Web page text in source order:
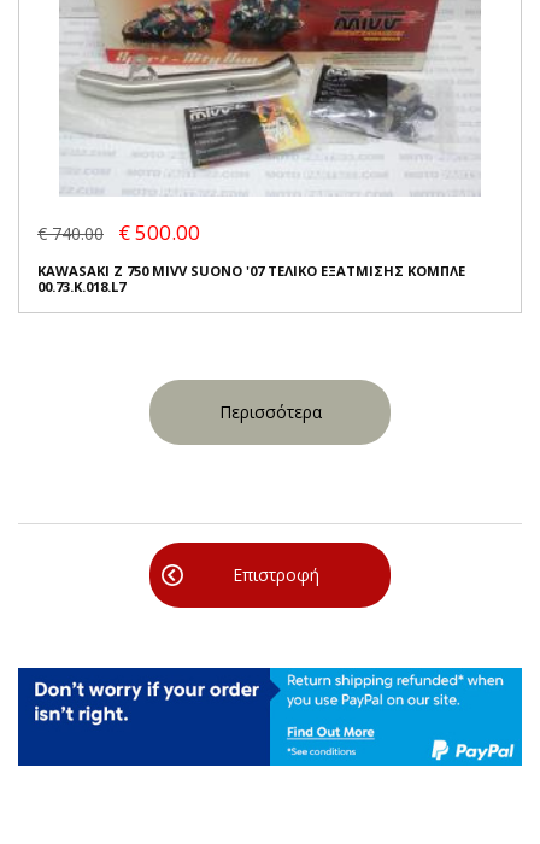
€ 740.00 € 500.00
KAWASAKI Z 750 MIVV SUONO '07 ΤΕΛΙΚΟ ΕΞΑΤΜΙΣΗΣ ΚΟΜΠΛΕ
00.73.K.018.L7
Περισσότερα
Επιστροφή